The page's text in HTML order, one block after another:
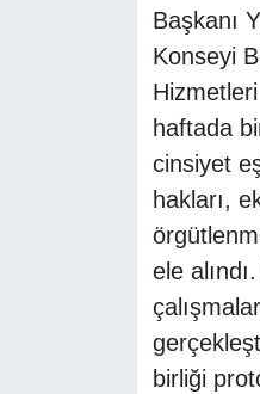
Başkanı
Konseyi
haftada
cinsiyet
hakları,
ele
birliği